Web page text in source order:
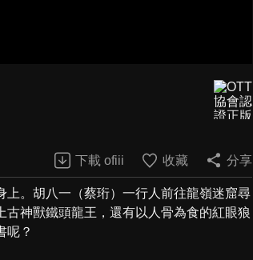
下載 ofiii 收藏 分享
。胡八一（蔡珩）一行人前往龍嶺迷窟尋
神獸鐵頭龍王，還有以人骨為食的紅眼狼
呢？